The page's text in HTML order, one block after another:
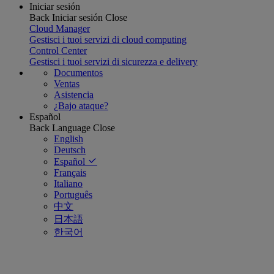
Iniciar sesión
Back Iniciar sesión Close
Cloud Manager
Gestisci i tuoi servizi di cloud computing
Control Center
Gestisci i tuoi servizi di sicurezza e delivery
Documentos
Ventas
Asistencia
¿Bajo ataque?
Español
Back Language Close
English
Deutsch
Español
Français
Italiano
Português
中文
日本語
한국어